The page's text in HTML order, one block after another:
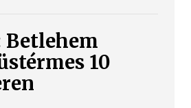
Betlehem
10